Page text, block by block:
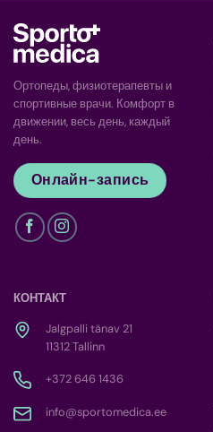
Ортопеды, физиотерапевты и
спортивные врачи. Комфорт в
движении, весь день, каждый
день.
Онлайн-запись
КОНТАКТ
Jalgpalli tänav 21
11312 Tallinn
+372 646 1436
info@sportomedica.ee